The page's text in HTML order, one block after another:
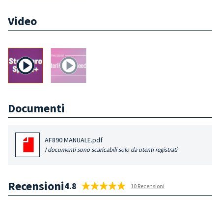
Video
Documenti
AF890 MANUALE.pdf
I documenti sono scaricabili solo da utenti registrati
Recensioni4.8 10 Recensioni